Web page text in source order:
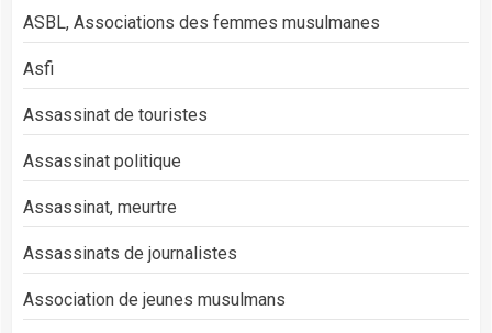
ASBL, Associations des femmes musulmanes
Asfi
Assassinat de touristes
Assassinat politique
Assassinat, meurtre
Assassinats de journalistes
Association de jeunes musulmans